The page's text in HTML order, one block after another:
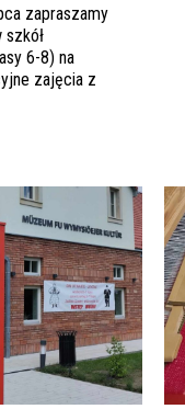
zapraszamy
6-8) na
zajęcia z